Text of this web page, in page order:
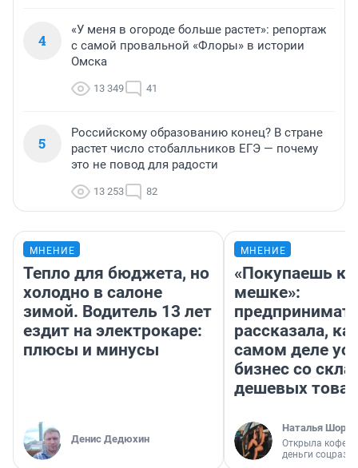
4
«У меня в огороде больше растет»: репортаж
с самой провальной «Флоры» в истории
Омска
13 349 41
5
Российскому образованию конец? В стране
растет число стобалльников ЕГЭ — почему
это не повод для радости
13 253 82
МНЕНИЕ
Тепло для бюджета, но
холодно в салоне
зимой. Водитель 13 лет
ездит на электрокаре:
плюсы и минусы
Денис Дедюхин
МНЕНИЕ
«Покупаешь
мешке»:
рассказала,
самом деле
бизнес со
дешевых
Наталья
Открыла
деньги